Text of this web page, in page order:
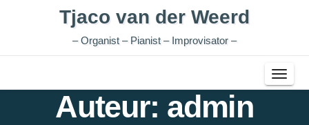
Tjaco van der Weerd
– Organist – Pianist – Improvisator –
Auteur: admin